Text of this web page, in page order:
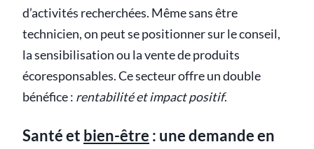
d’activités recherchées. Même sans être
technicien, on peut se positionner sur le conseil,
la sensibilisation ou la vente de produits
écoresponsables. Ce secteur offre un double
bénéfice : rentabilité et impact positif.
Santé et bien-être : une demande en